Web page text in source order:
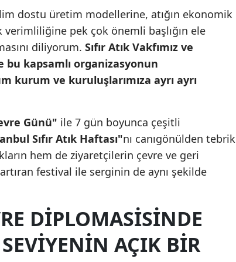
Isparta
Mersin
İstanbul
Kastamonu
Kayseri
Kırşehir
Kocaeli
dostu üretim modellerine, atığın ekonomik
pek çok önemli başlığın ele
diliyorum. Sıfır Atık Vakfımız ve
bu kapsamlı organizasyonun
kurum ve kuruluşlarımıza ayrı ayrı
Günü" ile 7 gün boyunca çeşitli
Sıfır Atık Haftası"nı canıgönülden tebrik
hem de ziyaretçilerin çevre ve geri
festival ile serginin de aynı şekilde
DIPLOMASISINDE
AÇIK BIR